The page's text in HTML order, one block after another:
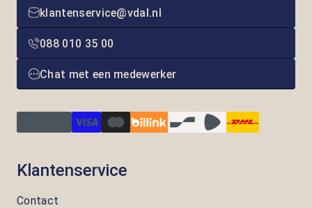
klantenservice@vdal.nl
088 010 35 00
Chat met een medewerker
Klantenservice
Contact